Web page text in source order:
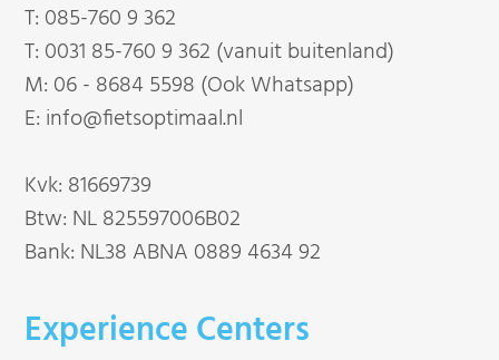
T: 085-760 9 362
T: 0031 85-760 9 362 (vanuit buitenland)
M: 06 - 8684 5598 (Ook Whatsapp)
E: info@fietsoptimaal.nl
Kvk: 81669739
Btw: NL 825597006B02
Bank: NL38 ABNA 0889 4634 92
Experience Centers